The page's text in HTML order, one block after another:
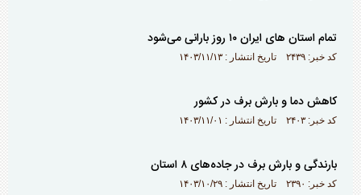
تمام استان های ایران ۱۰ روز بارانی می‌شود
کد خبر: ۲۴۳۹ تاریخ انتشار : ۱۴۰۳/۱۱/۱۳
کاهش دما و بارش برف در کشور
کد خبر: ۲۴۰۳ تاریخ انتشار : ۱۴۰۳/۱۱/۰۱
بارندگی و بارش برف در جاده‌های ۸ استان
کد خبر: ۲۳۹۰ تاریخ انتشار : ۱۴۰۳/۱۰/۲۹